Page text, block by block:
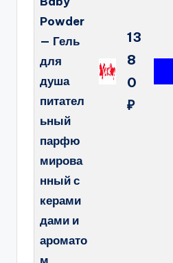
Powder
— Гель
для
душа
питател
ьный
парфю
мирова
нный с
керами
дами и
аромато
13
8
0
₽